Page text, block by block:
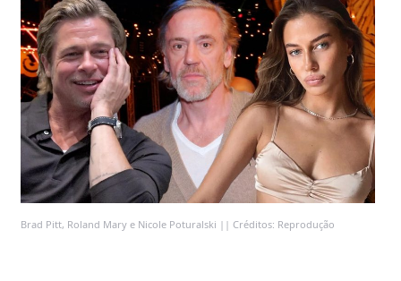
Brad Pitt, Roland Mary e Nicole Poturalski || Créditos: Reprodução